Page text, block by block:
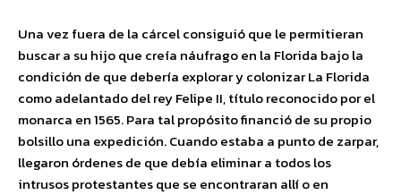
Una vez fuera de la cárcel consiguió que le permitieran
buscar a su hijo que creía náufrago en la Florida bajo la
condición de que debería explorar y colonizar La Florida
como adelantado del rey Felipe II, título reconocido por el
monarca en 1565. Para tal propósito financió de su propio
bolsillo una expedición. Cuando estaba a punto de zarpar,
llegaron órdenes de que debía eliminar a todos los
intrusos protestantes que se encontraran allí o en